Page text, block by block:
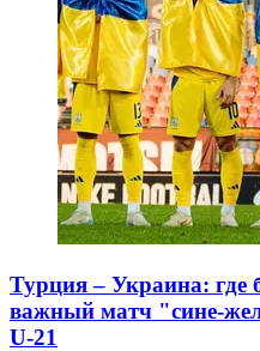
Турция – Украина: где
важный матч "сине-
U-21